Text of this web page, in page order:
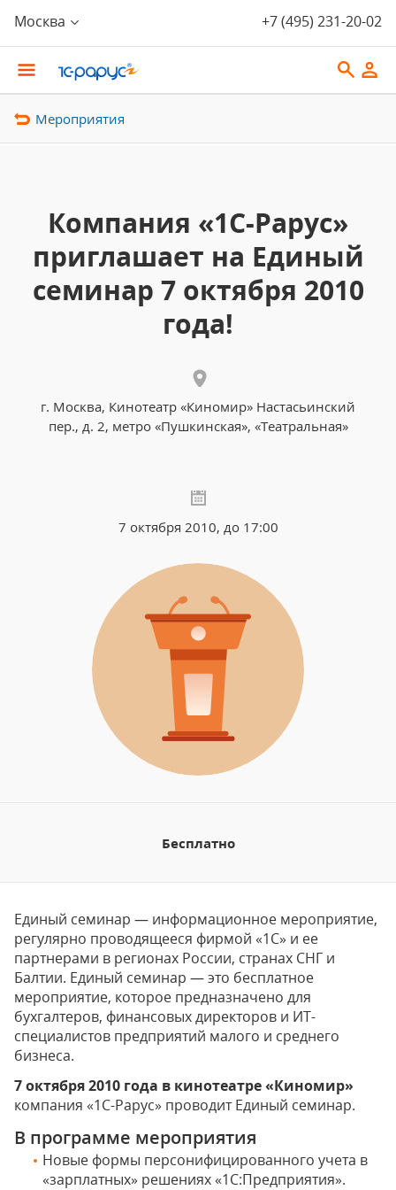
Москва +7 (495) 231-20-02
Мероприятия
Компания «1С-Рарус»
приглашает на Единый
семинар 7 октября 2010
года!
г. Москва, Кинотеатр «Киномир» Настасьинский
пер., д. 2, метро «Пушкинская», «Театральная»
7 октября 2010, до 17:00
Бесплатно
Единый семинар — информационное мероприятие,
регулярно проводящееся фирмой «1С» и ее
партнерами в регионах России, странах СНГ и
Балтии. Единый семинар — это бесплатное
мероприятие, которое предназначено для
бухгалтеров, финансовых директоров и ИТ-
специалистов предприятий малого и среднего
бизнеса.
7 октября 2010 года в кинотеатре «Киномир»
компания «1С-Рарус» проводит Единый семинар.
В программе мероприятия
Новые формы персонифицированного учета в
«зарплатных» решениях «1С:Предприятия».